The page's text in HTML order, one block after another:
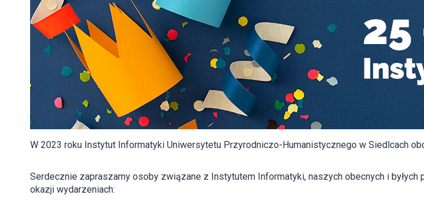
W 2023 roku Instytut Informatyki Uniwersytetu Przyrodniczo-Humanistycznego w Siedlcach
Serdecznie zapraszamy osoby związane z Instytutem Informatyki, naszych obecnych i
okazji wydarzeniach: